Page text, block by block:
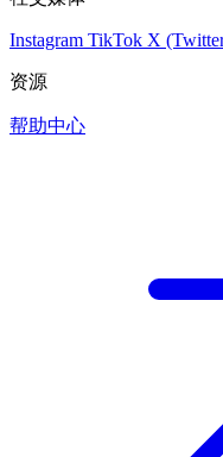
Instagram TikTok X
资源
帮助中心